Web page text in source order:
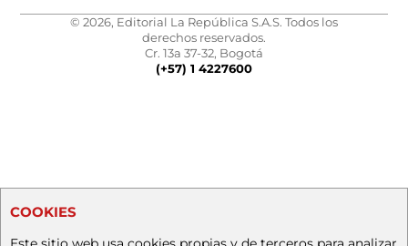
© 2026, Editorial La República S.A.S. Todos los
derechos reservados.
Cr. 13a 37-32, Bogotá
(+57) 1 4227600
COOKIES